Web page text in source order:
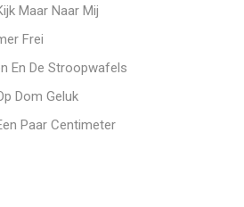
Maar Naar Mij
Frei
En De Stroopwafels
Dom Geluk
Paar Centimeter